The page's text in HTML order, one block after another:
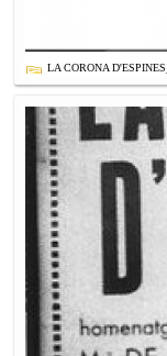
LA CORONA